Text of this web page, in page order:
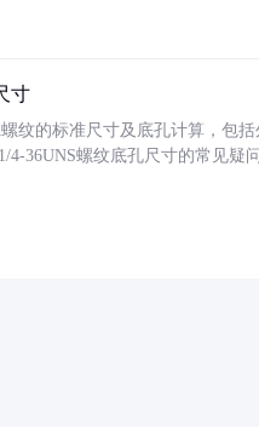
寸
纹的标准尺寸及底孔计算，包
4-36UNS螺纹底孔尺寸的常见